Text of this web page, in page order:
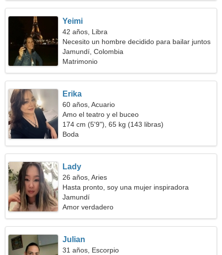
Yeimi
42 años, Libra
Necesito un hombre decidido para bailar juntos
Jamundí, Colombia
Matrimonio
Erika
60 años, Acuario
Amo el teatro y el buceo
174 cm (5'9"), 65 kg (143 libras)
Boda
Lady
26 años, Aries
Hasta pronto, soy una mujer inspiradora
Jamundí
Amor verdadero
Julian
31 años, Escorpio